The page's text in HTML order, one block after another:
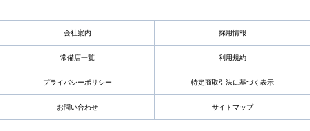
会社案内 採用情報
常備店一覧 利用規約
プライバシーポリシー 特定商取引法に基づく表示
お問い合わせ サイトマップ